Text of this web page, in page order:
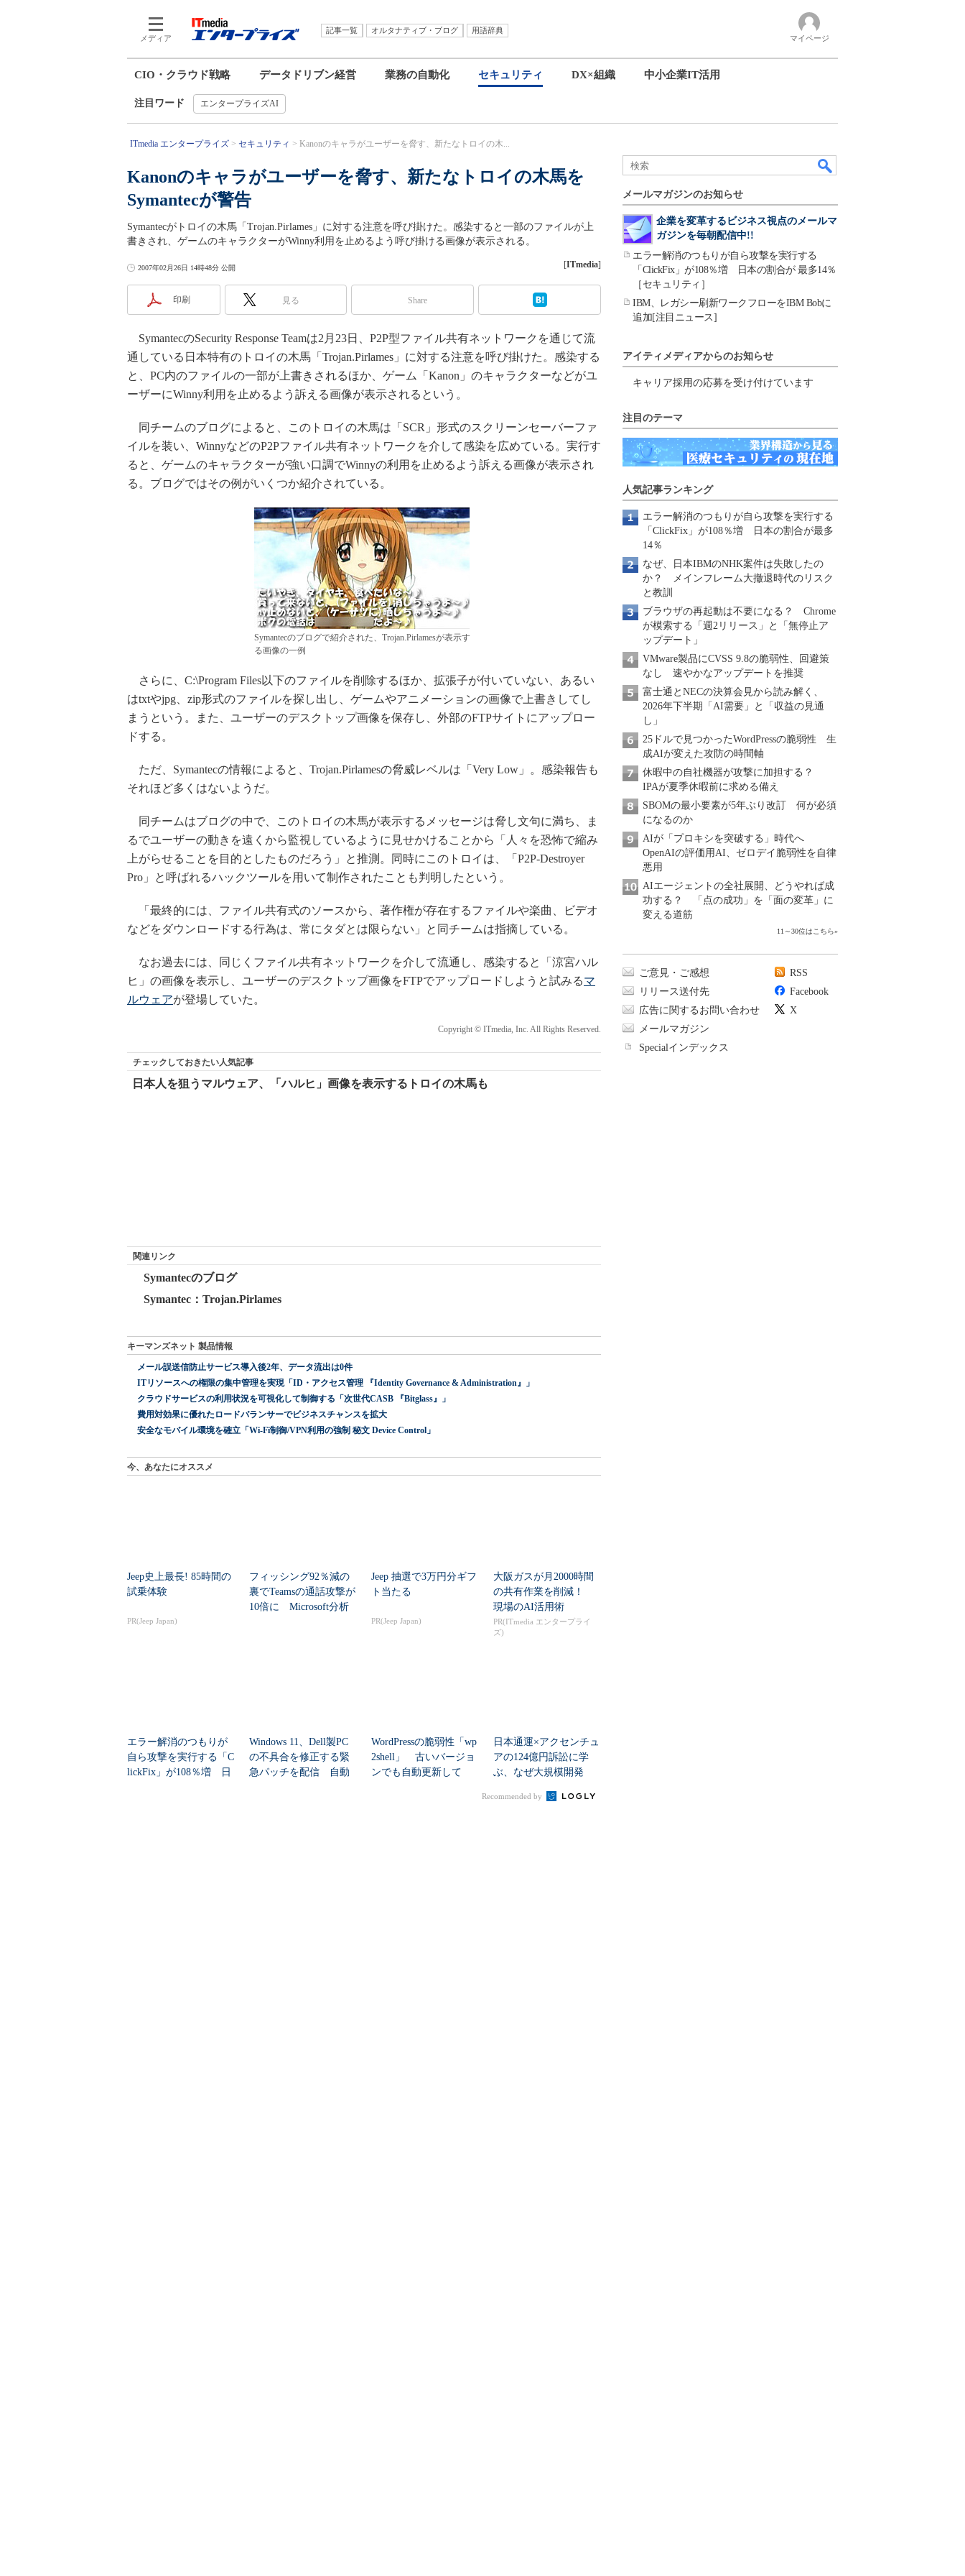
メディア
記事一覧 オルタナティブ・ブログ
用語辞典
マイページ
CIO・クラウド戦略 データドリブン経営 業務の自動化 セキュリティ DX×組織 中小企業IT活用
注目ワード エンタープライズAI
ITmedia エンタープライズ セキュリティ Kanonのキャラがユーザーを脅す、新たなトロイの木...
Kanonのキャラがユーザーを脅す、新たなトロイの木馬を
Symantecが警告
Symantecがトロイの木馬「Trojan.Pirlames」に対する注意を呼び掛けた。感染すると一部のファイルが上
書きされ、ゲームのキャラクターがWinny利用を止めるよう呼び掛ける画像が表示される。
2007年02月26日 14時48分 公開 [ITmedia]
印刷 見る Share
SymantecのSecurity Response Teamは2月23日、P2P型ファイル共有ネットワークを通じて流
通している日本特有のトロイの木馬「Trojan.Pirlames」に対する注意を呼び掛けた。感染する
と、PC内のファイルの一部が上書きされるほか、ゲーム「Kanon」のキャラクターなどがユ
ーザーにWinny利用を止めるよう訴える画像が表示されるという。
同チームのブログによると、このトロイの木馬は「SCR」形式のスクリーンセーバーファ
イルを装い、WinnyなどのP2Pファイル共有ネットワークを介して感染を広めている。実行す
ると、ゲームのキャラクターが強い口調でWinnyの利用を止めるよう訴える画像が表示され
る。ブログではその例がいくつか紹介されている。
Symantecのブログで紹介された、Trojan.Pirlamesが表示す
る画像の一例
さらに、C:\Program Files以下のファイルを削除するほか、拡張子が付いていない、あるい
はtxtやjpg、zip形式のファイルを探し出し、ゲームやアニメーションの画像で上書きしてし
まうという。また、ユーザーのデスクトップ画像を保存し、外部のFTPサイトにアップロー
ドする。
ただ、Symantecの情報によると、Trojan.Pirlamesの脅威レベルは「Very Low」。感染報告も
それほど多くはないようだ。
同チームはブログの中で、このトロイの木馬が表示するメッセージは脅し文句に満ち、ま
るでユーザーの動きを遠くから監視しているように見せかけることから「人々を恐怖で縮み
上がらせることを目的としたものだろう」と推測。同時にこのトロイは、「P2P-Destroyer
Pro」と呼ばれるハックツールを用いて制作されたことも判明したという。
「最終的には、ファイル共有式のソースから、著作権が存在するファイルや楽曲、ビデオ
などをダウンロードする行為は、常にタダとは限らない」と同チームは指摘している。
なお過去には、同じくファイル共有ネットワークを介して流通し、感染すると「涼宮ハル
ヒ」の画像を表示し、ユーザーのデスクトップ画像をFTPでアップロードしようと試みるマ
ルウェアが登場していた。
Copyright © ITmedia, Inc. All Rights Reserved.
チェックしておきたい人気記事
日本人を狙うマルウェア、「ハルヒ」画像を表示するトロイの木馬も
Symantecのブログ
Symantec：Trojan.Pirlames
メール誤送信防止サービス導入後2年、データ流出は0件
ITリソースへの権限の集中管理を実現「ID・アクセス管理 『Identity Governance & Administration』」
クラウドサービスの利用状況を可視化して制御する「次世代CASB 『Bitglass』」
費用対効果に優れたロードバランサーでビジネスチャンスを拡大
安全なモバイル環境を確立「Wi-Fi制御/VPN利用の強制 秘文 Device Control」
試乗体験
裏でTeamsの通話攻撃が
10倍に Microsoft分析
ト当たる
の共有作業を削減！
現場のAI活用術
PR(ITmedia エンタープライ
自ら攻撃を実行する「C
lickFix」が108％増 日
本の割...
の不具合を修正する緊
急パッチを配信 自動
配信...
2shell」 古いバージョ
ンでも自動更新して
い...
アの124億円訴訟に学
ぶ、なぜ大規模開発
は“燃える”のか
Recommended by
メールマガジンのお知らせ
企業を変革するビジネス視点のメールマ
ガジンを毎朝配信中!!
エラー解消のつもりが自ら攻撃を実行する
「ClickFix」が108％増 日本の割合が 最多14％
［セキュリティ］
IBM、レガシー刷新ワークフローをIBM Bobに
追加[注目ニュース]
アイティメディアからのお知らせ
キャリア採用の応募を受け付けています
注目のテーマ
人気記事ランキング
エラー解消のつもりが自ら攻撃を実行する
「ClickFix」が108％増 日本の割合が最多
14％
なぜ、日本IBMのNHK案件は失敗したの
か？ メインフレーム大撤退時代のリスク
と教訓
ブラウザの再起動は不要になる？ Chrome
が模索する「週2リリース」と「無停止ア
ップデート」
VMware製品にCVSS 9.8の脆弱性、回避策
なし 速やかなアップデートを推奨
富士通とNECの決算会見から読み解く、
2026年下半期「AI需要」と「収益の見通
し」
25ドルで見つかったWordPressの脆弱性 生
成AIが変えた攻防の時間軸
休暇中の自社機器が攻撃に加担する？
IPAが夏季休暇前に求める備え
SBOMの最小要素が5年ぶり改訂 何が必須
になるのか
AIが「プロキシを突破する」時代へ
OpenAIの評価用AI、ゼロデイ脆弱性を自律
悪用
AIエージェントの全社展開、どうやれば成
功する？ 「点の成功」を「面の変革」に
変える道筋
11～30位はこちら»
ご意見・ご感想
リリース送付先
広告に関するお問い合わせ
メールマガジン
Specialインデックス
RSS
Facebook
X